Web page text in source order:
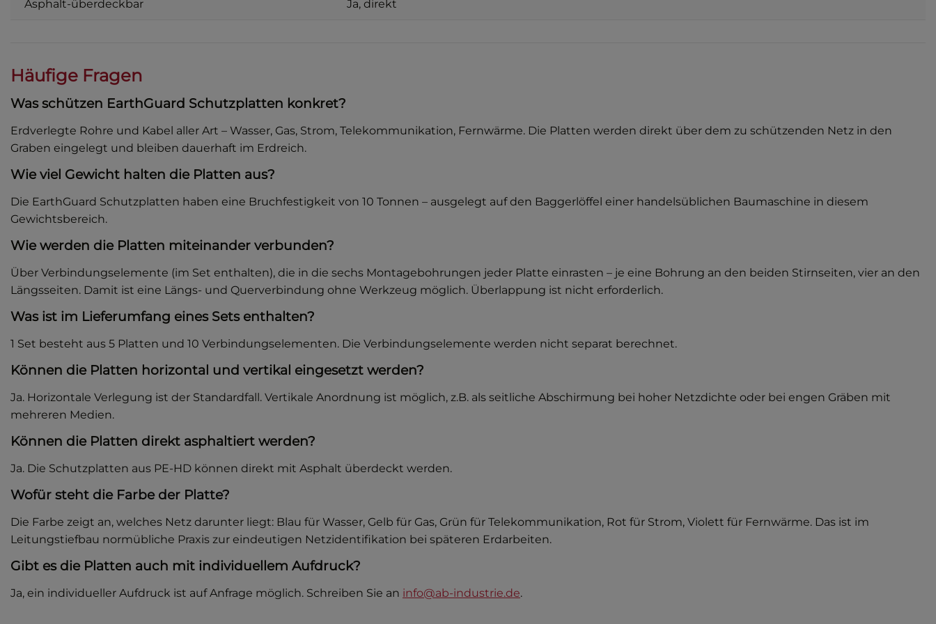
Asphalt-überdeckbar Ja, direkt
Häufige Fragen
Was schützen EarthGuard Schutzplatten konkret?
Erdverlegte Rohre und Kabel aller Art – Wasser, Gas, Strom, Telekommunikation, Fernwärme. Die Platten werden direkt über dem zu schützenden Netz in den
Graben eingelegt und bleiben dauerhaft im Erdreich.
Wie viel Gewicht halten die Platten aus?
Die EarthGuard Schutzplatten haben eine Bruchfestigkeit von 10 Tonnen – ausgelegt auf den Baggerlöffel einer handelsüblichen Baumaschine in diesem
Gewichtsbereich.
Wie werden die Platten miteinander verbunden?
Über Verbindungselemente (im Set enthalten), die in die sechs Montagebohrungen jeder Platte einrasten – je eine Bohrung an den beiden Stirnseiten, vier an den
Längsseiten. Damit ist eine Längs- und Querverbindung ohne Werkzeug möglich. Überlappung ist nicht erforderlich.
Was ist im Lieferumfang eines Sets enthalten?
1 Set besteht aus 5 Platten und 10 Verbindungselementen. Die Verbindungselemente werden nicht separat berechnet.
Können die Platten horizontal und vertikal eingesetzt werden?
Ja. Horizontale Verlegung ist der Standardfall. Vertikale Anordnung ist möglich, z.B. als seitliche Abschirmung bei hoher Netzdichte oder bei engen Gräben mit
mehreren Medien.
Können die Platten direkt asphaltiert werden?
Ja. Die Schutzplatten aus PE-HD können direkt mit Asphalt überdeckt werden.
Wofür steht die Farbe der Platte?
Die Farbe zeigt an, welches Netz darunter liegt: Blau für Wasser, Gelb für Gas, Grün für Telekommunikation, Rot für Strom, Violett für Fernwärme. Das ist im
Leitungstiefbau normübliche Praxis zur eindeutigen Netzidentifikation bei späteren Erdarbeiten.
Gibt es die Platten auch mit individuellem Aufdruck?
Ja, ein individueller Aufdruck ist auf Anfrage möglich. Schreiben Sie an info@ab-industrie.de.